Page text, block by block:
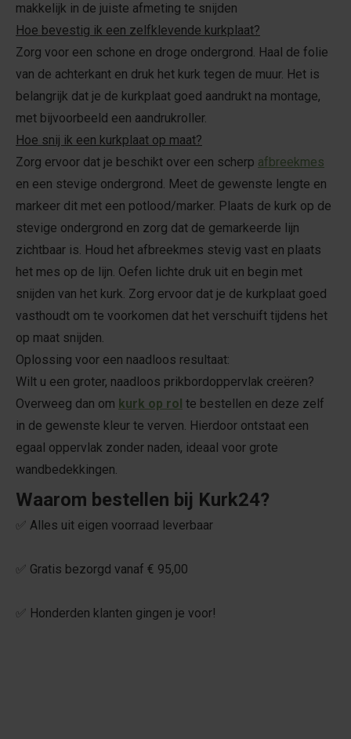
makkelijk in de juiste afmeting te snijden
Hoe bevestig ik een zelfklevende kurkplaat?
Zorg voor een schone en droge ondergrond. Haal de folie
van de achterkant en druk het kurk tegen de muur. Het is
belangrijk dat je de kurkplaat goed aandrukt na montage,
met bijvoorbeeld een aandrukroller.
Hoe snij ik een kurkplaat op maat?
Zorg ervoor dat je beschikt over een scherp afbreekmes
en een stevige ondergrond. Meet de gewenste lengte en
markeer dit met een potlood/marker. Plaats de kurk op de
stevige ondergrond en zorg dat de gemarkeerde lijn
zichtbaar is. Houd het afbreekmes stevig vast en plaats
het mes op de lijn. Oefen lichte druk uit en begin met
snijden van het kurk. Zorg ervoor dat je de kurkplaat goed
vasthoudt om te voorkomen dat het verschuift tijdens het
op maat snijden.
Oplossing voor een naadloos resultaat:
Wilt u een groter, naadloos prikbordoppervlak creëren?
Overweeg dan om kurk op rol te bestellen en deze zelf
in de gewenste kleur te verven. Hierdoor ontstaat een
egaal oppervlak zonder naden, ideaal voor grote
wandbedekkingen.
Waarom bestellen bij Kurk24?
✅ Alles uit eigen voorraad leverbaar
✅ Gratis bezorgd vanaf € 95,00
✅ Honderden klanten gingen je voor!